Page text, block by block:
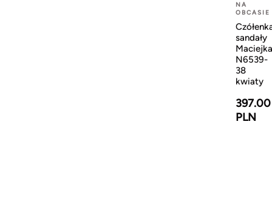
NA
OBCASIE
sandały
Maciejka
N6539-
38
kwiaty
397.00
PLN